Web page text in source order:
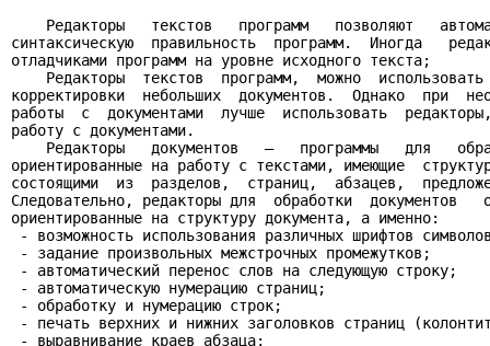
Редакторы   текстов   программ   позволяют
синтаксическую  правильность  программ.  Иногда
отладчиками программ на уровне исходного текста;
Редакторы  текстов  программ,  можно
корректировки  небольших  документов.  Однако  при
работы  с  документами  лучше  использовать
работу с документами.
Редакторы   документов   –   программы   для
ориентированные на работу с текстами, имеющие
состоящими  из  разделов,  страниц,  абзацев,
Следовательно, редакторы для  обработки  документов
ориентированные на структуру документа, а именно:
- возможность использования различных шрифтов
- задание произвольных межстрочных промежутков;
- автоматический перенос слов на следующую строку;
- автоматическую нумерацию страниц;
- обработку и нумерацию строк;
- печать верхних и нижних заголовков страниц
- выравнивание краев абзаца;